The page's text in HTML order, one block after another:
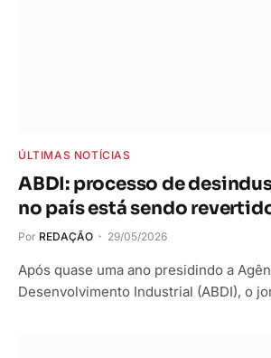
ÚLTIMAS NOTÍCIAS
ABDI: processo de
no país está sendo
Por REDAÇÃO 29/05/2026
Após quase uma ano presidindo a
Desenvolvimento Industrial (ABDI), o